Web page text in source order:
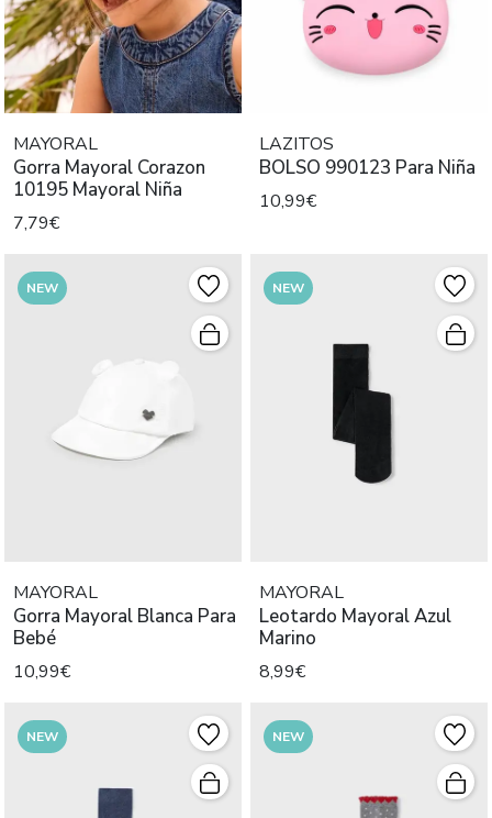
MAYORAL
Gorra Mayoral Corazon
10195 Mayoral Niña
7,79€
LAZITOS
BOLSO 990123 Para Niña
10,99€
NEW
MAYORAL
Gorra Mayoral Blanca Para
Bebé
10,99€
NEW
MAYORAL
Leotardo Mayoral Azul
Marino
8,99€
NEW NEW